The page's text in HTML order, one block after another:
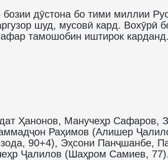
бозии дӯстона бо тими миллии
шуд, мусовӣ кард. Вохӯрӣ
тамошобин иштирок карданд.
Ҳанонов, Манучеҳр Сафаров,
Раҳимов (Алишер
90+4), Эҳсони Панҷшанбе,
Ҷалилов (Шаҳром Самиев, 77).